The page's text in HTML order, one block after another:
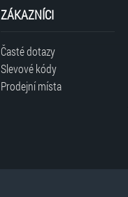
ZÁKAZNÍCI
Časté dotazy
Slevové kódy
Prodejní místa